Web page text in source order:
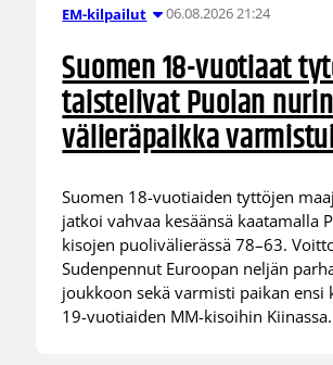
EM-kilpailut 06.08.2026 21:24
Suomen 18-vuotiaat
taistelivat Puolan
välieräpaikka
Suomen 18-vuotiaiden tyttöjen
jatkoi vahvaa kesäänsä kaatamalla
kisojen puolivälierässä 78–63.
Sudenpennut Euroopan neljän
joukkoon sekä varmisti paikan ensi
19-vuotiaiden MM-kisoihin Kiinassa.